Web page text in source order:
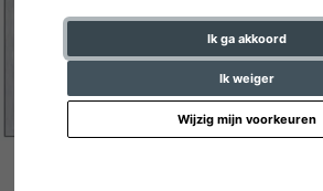
Ik ga akkoord
Ik weiger
Wijzig mijn voorkeuren